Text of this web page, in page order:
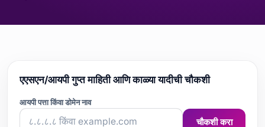
एएसएन/आयपी गुप्त माहिती आणि काळ्या यादीची चौकशी
आयपी पत्ता किंवा डोमेन नाव
चौकशी करा